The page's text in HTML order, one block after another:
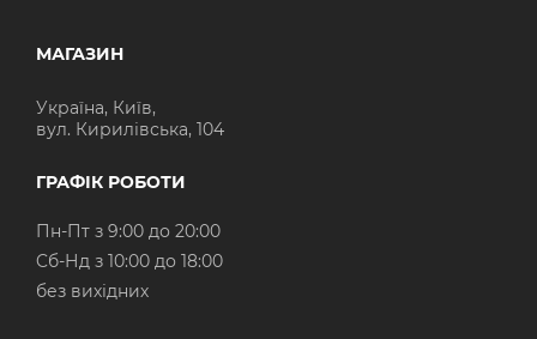
МАГАЗИН
Україна, Київ,
вул. Кирилівська, 104
ГРАФІК РОБОТИ
Пн-Пт з 9:00 до 20:00
Cб-Нд з 10:00 до 18:00
без вихідних